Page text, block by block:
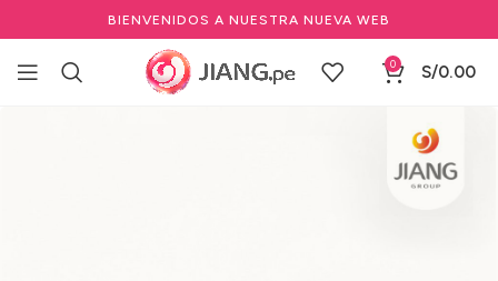
BIENVENIDOS A NUESTRA NUEVA WEB
0 S/0.00
Herramientas de Barbería